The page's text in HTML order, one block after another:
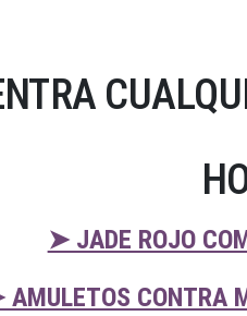
➤ JADE ROJO
CONTRA